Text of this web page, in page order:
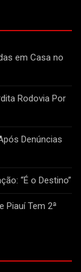
em Casa no
Rodovia Por
Denúncias
“É o Destino”
Piauí Tem 2ª